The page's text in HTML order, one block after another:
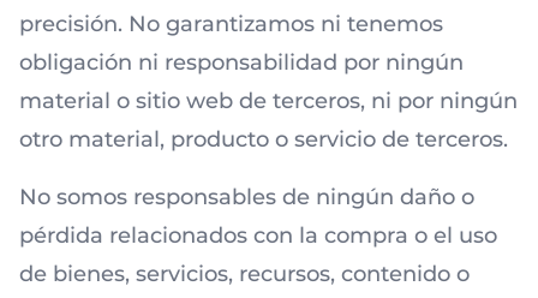
precisión. No garantizamos ni tenemos
obligación ni responsabilidad por ningún
material o sitio web de terceros, ni por ningún
otro material, producto o servicio de terceros.
No somos responsables de ningún daño o
pérdida relacionados con la compra o el uso
de bienes, servicios, recursos, contenido o